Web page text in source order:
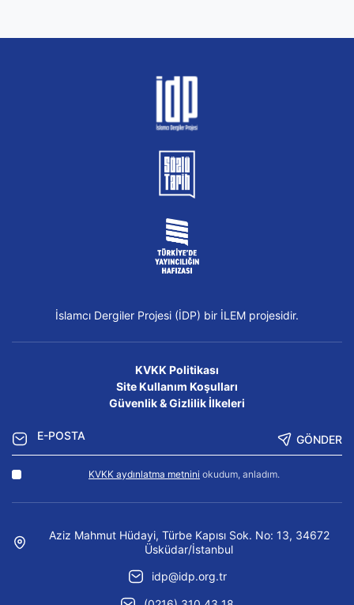
İslamcı Dergiler Projesi (İDP) bir İLEM projesidir.
KVKK Politikası
Site Kullanım Koşulları
Güvenlik & Gizlilik İlkeleri
GÖNDER
KVKK aydınlatma metnini okudum, anladım.
Aziz Mahmut Hüdayi, Türbe Kapısı Sok. No: 13, 34672
Üsküdar/İstanbul
idp@idp.org.tr